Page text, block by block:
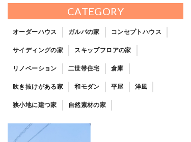
CATEGORY
オーダーハウス ガルバの家 コンセプトハウス
サイディングの家 スキップフロアの家
リノベーション 二世帯住宅 倉庫
吹き抜けがある家 和モダン 平屋 洋風
狭小地に建つ家 自然素材の家